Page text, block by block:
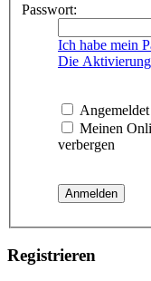
Passwort:
Ich habe mein
Die
Meinen
verbergen
Registrieren